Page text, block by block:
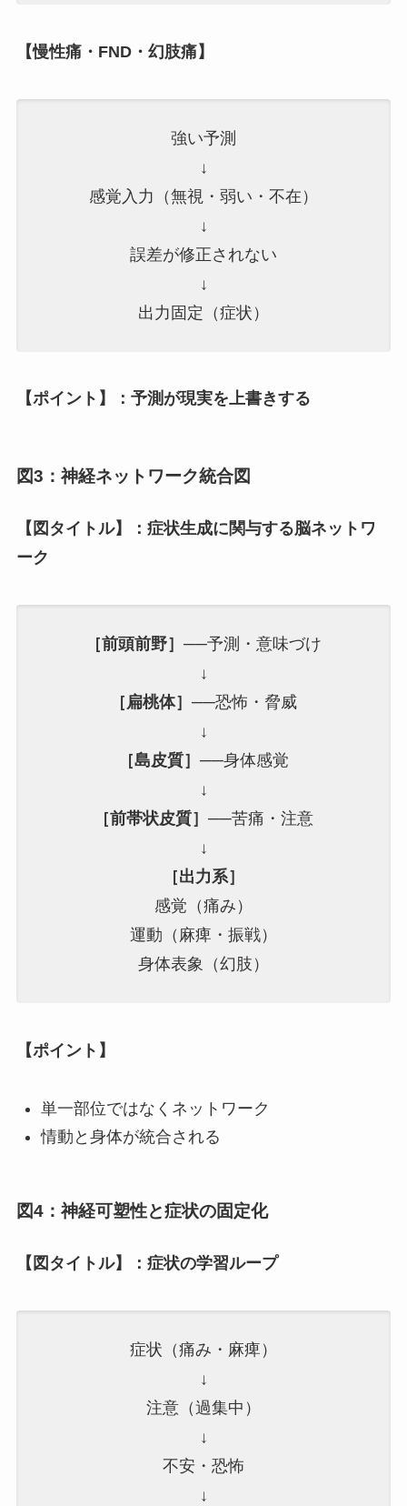
【慢性痛・FND・幻肢痛】
強い予測
↓
感覚入力（無視・弱い・不在）
↓
誤差が修正されない
↓
出力固定（症状）
【ポイント】：予測が現実を上書きする
図3：神経ネットワーク統合図
【図タイトル】：症状生成に関与する脳ネットワ
ーク
［前頭前野］ ──予測・意味づけ
↓
［扁桃体］ ──恐怖・脅威
↓
［島皮質］ ──身体感覚
↓
［前帯状皮質］ ──苦痛・注意
↓
［出力系］
感覚（痛み）
運動（麻痺・振戦）
身体表象（幻肢）
【ポイント】
単一部位ではなくネットワーク
情動と身体が統合される
図4：神経可塑性と症状の固定化
【図タイトル】：症状の学習ループ
症状（痛み・麻痺）
↓
注意（過集中）
↓
不安・恐怖
↓